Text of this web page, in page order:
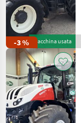
-3 % Macchina usata